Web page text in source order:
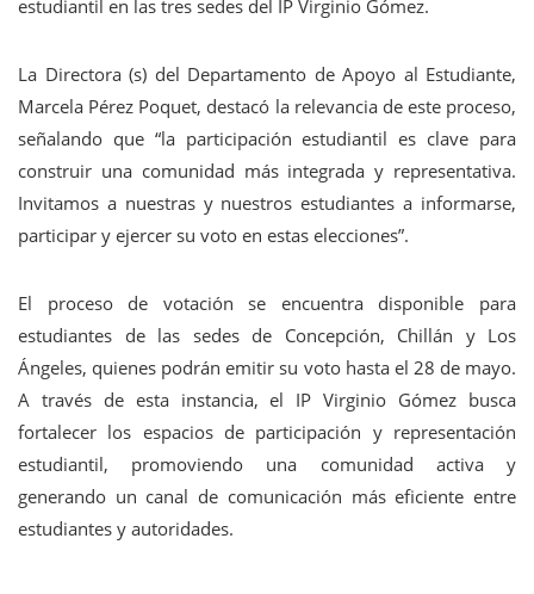
estudiantil en las tres sedes del IP Virginio Gómez.
La Directora (s) del Departamento de Apoyo al Estudiante,
Marcela Pérez Poquet, destacó la relevancia de este proceso,
señalando que “la participación estudiantil es clave para
construir una comunidad más integrada y representativa.
Invitamos a nuestras y nuestros estudiantes a informarse,
participar y ejercer su voto en estas elecciones”.
El proceso de votación se encuentra disponible para
estudiantes de las sedes de Concepción, Chillán y Los
Ángeles, quienes podrán emitir su voto hasta el 28 de mayo.
A través de esta instancia, el IP Virginio Gómez busca
fortalecer los espacios de participación y representación
estudiantil, promoviendo una comunidad activa y
generando un canal de comunicación más eficiente entre
estudiantes y autoridades.